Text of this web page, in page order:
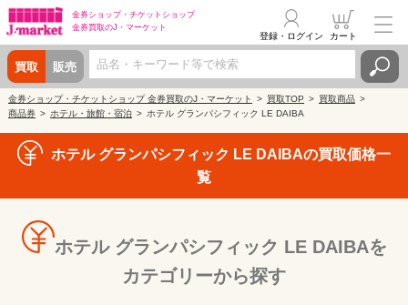
金券ショップ・ チケットショップ
金券買取のJ・マーケット
買取 販売
登録・ログイン カート
金券ショップ・チケットショップ 金券買取のJ・マーケット 買取TOP
買取商品
商品券
ホテル・旅館・宿泊 ホテル グランパシフィック LE DAIBA
ホテル グランパシフィック LE DAIBAの買取価格一
覧
ホテル グランパシフィック LE DAIBAを
カテゴリーから探す